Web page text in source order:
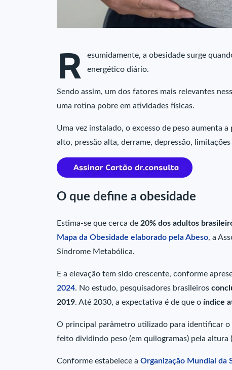
R
esumidamente, a obesidade surge
energético diário.
Sendo assim, um dos fatores mais relevantes
uma rotina pobre em atividades físicas.
Uma vez instalado, o excesso de peso aumenta
alto, pressão alta, derrame, depressão,
O que define a obesidade
Estima-se que cerca de 20% dos adultos
Mapa da Obesidade elaborado pela Abeso, a
Síndrome Metabólica.
E a elevação tem sido crescente, conforme
2024. No estudo, pesquisadores brasileiros
2019. Até 2030, a expectativa é de que o índice
O principal parâmetro utilizado para identificar o
feito dividindo peso (em quilogramas) pela altura
Conforme estabelece a Organização Mundial da